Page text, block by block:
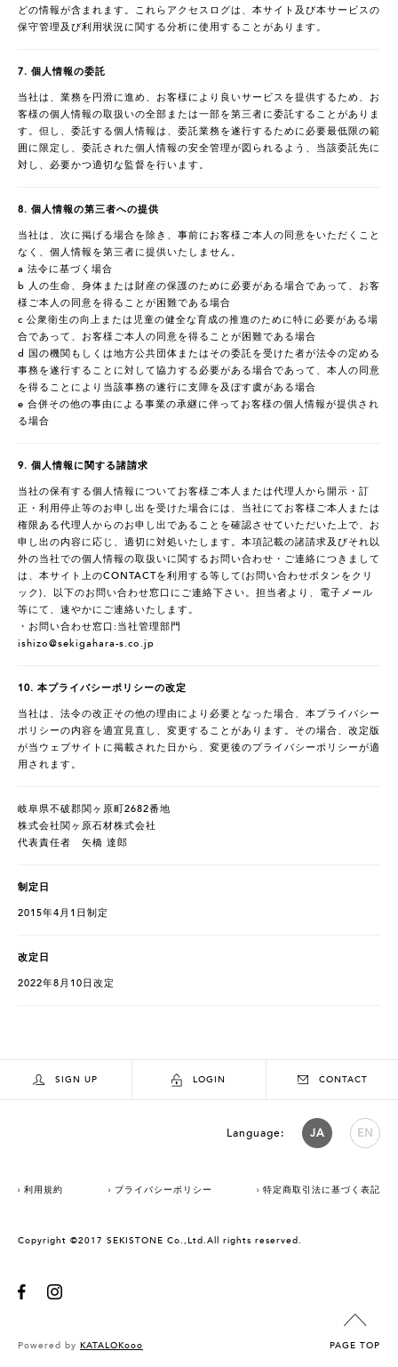
どの情報が含まれます。これらアクセスログは、本サイト及び本サービスの
保守管理及び利用状況に関する分析に使用することがあります。
7. 個人情報の委託
当社は、業務を円滑に進め、お客様により良いサービスを提供するため、お
客様の個人情報の取扱いの全部または一部を第三者に委託することがありま
す。但し、委託する個人情報は、委託業務を遂行するために必要最低限の範
囲に限定し、委託された個人情報の安全管理が図られるよう、当該委託先に
対し、必要かつ適切な監督を行います。
8. 個人情報の第三者への提供
当社は、次に掲げる場合を除き、事前にお客様ご本人の同意をいただくこと
なく、個人情報を第三者に提供いたしません。
a 法令に基づく場合
b 人の生命、身体または財産の保護のために必要がある場合であって、お客
様ご本人の同意を得ることが困難である場合
c 公衆衛生の向上または児童の健全な育成の推進のために特に必要がある場
合であって、お客様ご本人の同意を得ることが困難である場合
d 国の機関もしくは地方公共団体またはその委託を受けた者が法令の定める
事務を遂行することに対して協力する必要がある場合であって、本人の同意
を得ることにより当該事務の遂行に支障を及ぼす虞がある場合
e 合併その他の事由による事業の承継に伴ってお客様の個人情報が提供され
る場合
9. 個人情報に関する諸請求
当社の保有する個人情報についてお客様ご本人または代理人から開示・訂
正・利用停止等のお申し出を受けた場合には、当社にてお客様ご本人または
権限ある代理人からのお申し出であることを確認させていただいた上で、お
申し出の内容に応じ、適切に対処いたします。本項記載の諸請求及びそれ以
外の当社での個人情報の取扱いに関するお問い合わせ・ご連絡につきまして
は、本サイト上のCONTACTを利用する等して(お問い合わせボタンをクリ
ック)、以下のお問い合わせ窓口にご連絡下さい。担当者より、電子メール
等にて、速やかにご連絡いたします。
・お問い合わせ窓口:当社管理部門
ishizo@sekigahara-s.co.jp
10. 本プライバシーポリシーの改定
当社は、法令の改正その他の理由により必要となった場合、本プライバシー
ポリシーの内容を適宜見直し、変更することがあります。その場合、改定版
が当ウェブサイトに掲載された日から、変更後のプライバシーポリシーが適
用されます。
岐阜県不破郡関ヶ原町2682番地
株式会社関ヶ原石材株式会社
代表責任者 矢橋 達郎
制定日
2015年4月1日制定
改定日
2022年8月10日改定
SIGN UP LOGIN CONTACT
Language: JA EN
利用規約 プライバシーポリシー 特定商取引法に基づく表記
Copyright ©2017 SEKISTONE Co.,Ltd.All rights reserved.
Powered by KATALOKooo PAGE TOP